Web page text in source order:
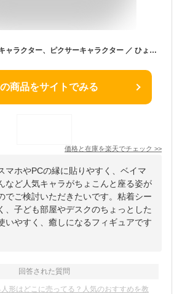
【公式】ディズニーキャラクター、ピクサーキャラクター ／ ひょっとも ベイマックス くまのプーさん トイストーリー エイリアン リトルグリーンメン ロッツォ ディズニー Disney ピクサー マスコット フィギュア 人形 スマホ パソコン PC タブレット
商品をサイトでみる
価格と在庫を楽天でチェック >>
マホやPCの縁に貼りやすく、ベイマ
など人気キャラがちょこんと座る姿が
でご検討いただきたいです。粘着シー
、子ども部屋やデスクのちょっとした
いやすく、癒しになるフィギュアです
回答された質問
形はどこに売ってる？人気のおすすめを教